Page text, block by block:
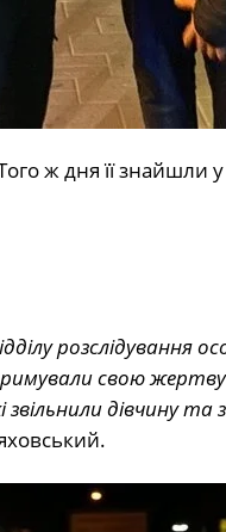
ж дня її знайшли
розслідування
свою жертву
звільнили дівчину